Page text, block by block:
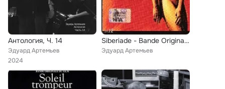
Антология, Ч. 14
Эдуард Артемьев
2024
Siberiade - Bande Originale Du Film D'Andre Kontchalovski
Эдуард Артемьев